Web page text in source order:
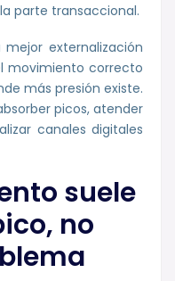
parte transaccional.
externalización
movimiento correcto
más presión existe.
picos, atender
canales digitales
suele
no